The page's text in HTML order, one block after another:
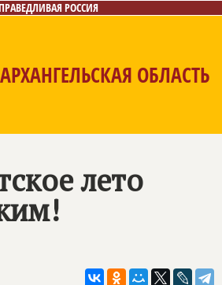
РОССИЯ
АРХАНГЕЛЬСКАЯ ОБЛАСТЬ
лето